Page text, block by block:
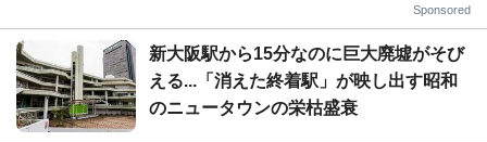
Sponsored
新大阪駅から15分なのに巨大廃墟がそび
える...「消えた終着駅」が映し出す昭和
のニュータウンの栄枯盛衰